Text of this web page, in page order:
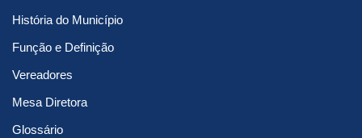
História do Município
Função e Definição
Vereadores
Mesa Diretora
Glossário